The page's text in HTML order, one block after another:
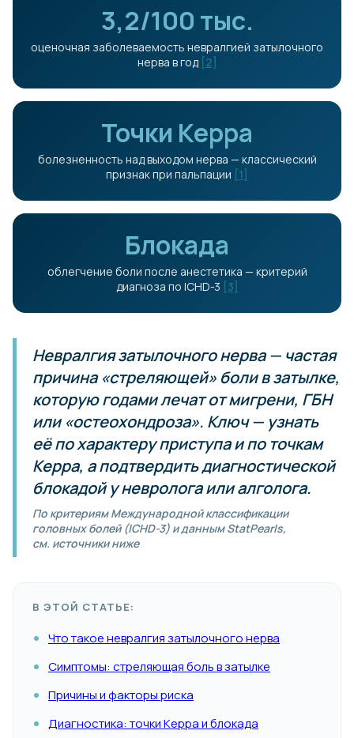
3,2/100 тыс.
оценочная заболеваемость невралгией затылочного
нерва в год [2]
Точки Керра
болезненность над выходом нерва — классический
признак при пальпации [1]
Блокада
облегчение боли после анестетика — критерий
диагноза по ICHD-3 [3]
Невралгия затылочного нерва — частая
причина «стреляющей» боли в затылке,
которую годами лечат от мигрени, ГБН
или «остеохондроза». Ключ — узнать
её по характеру приступа и по точкам
Керра, а подтвердить диагностической
блокадой у невролога или алголога.
По критериям Международной классификации
головных болей (ICHD-3) и данным StatPearls,
см. источники ниже
В ЭТОЙ СТАТЬЕ:
Что такое невралгия затылочного нерва
Симптомы: стреляющая боль в затылке
Причины и факторы риска
Диагностика: точки Керра и блокада